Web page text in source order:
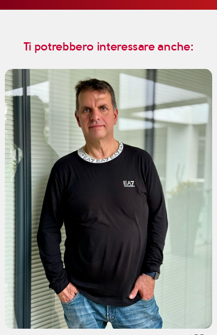
Ti potrebbero interessare anche: